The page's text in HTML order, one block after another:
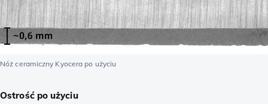
Nóż ceramiczny Kyocera po użyciu
Ostrość po użyciu